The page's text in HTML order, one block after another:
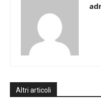
Altri articoli